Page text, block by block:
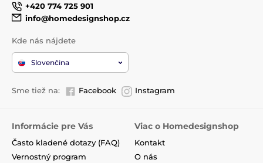
+420 774 725 901
info@homedesignshop.cz
Kde nás nájdete
Slovenčina
Sme tiež na: Facebook Instagram
Informácie pre Vás
Často kladené dotazy (FAQ)
Vernostný program
Viac o Homedesignshop
Kontakt
O nás